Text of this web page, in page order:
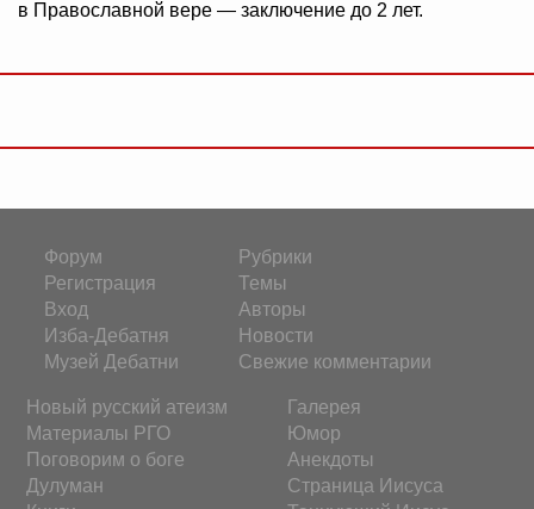
в Православной вере — заключение до 2 лет.
Форум
Регистрация
Вход
Изба-Дебатня
Музей Дебатни
Рубрики
Темы
Авторы
Новости
Свежие комментарии
Новый русский атеизм
Материалы РГО
Поговорим о боге
Дулуман
Галерея
Юмор
Анекдоты
Страница Иисуса